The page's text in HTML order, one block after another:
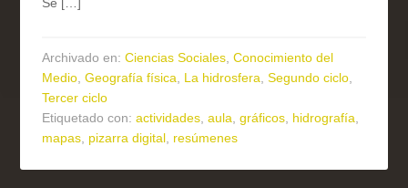
Se […]
Archivado en:Ciencias Sociales,Conocimiento del
Medio,Geografía física, La hidrosfera,Segundo ciclo,
Tercer ciclo
Etiquetado con:actividades,aula,gráficos, hidrografía,
mapas, pizarra digital, resúmenes